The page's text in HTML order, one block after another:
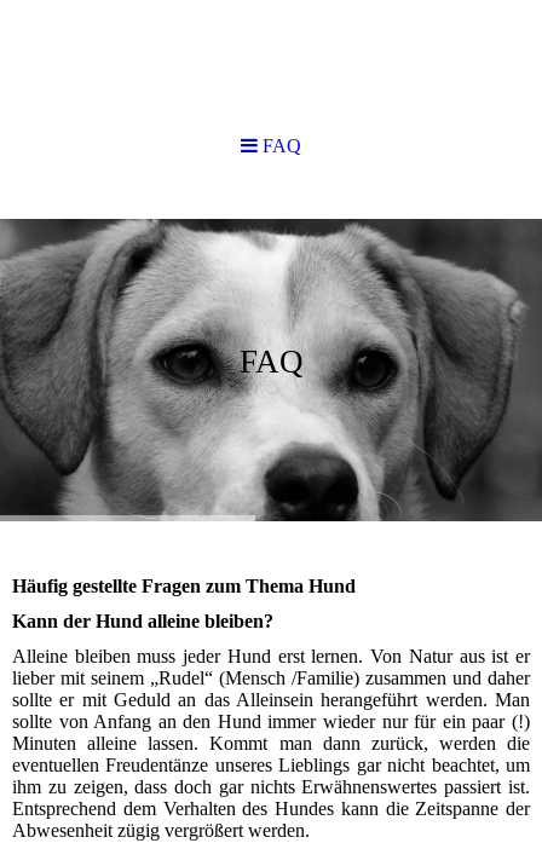
FAQ
Häufig gestellte Fragen zum Thema Hund
Kann der Hund alleine bleiben?
Alleine bleiben muss jeder Hund erst lernen. Von Natur aus ist er
lieber mit seinem „Rudel“ (Mensch /Familie) zusammen und daher
sollte er mit Geduld an das Alleinsein herangeführt werden. Man
sollte von Anfang an den Hund immer wieder nur für ein paar (!)
Minuten alleine lassen. Kommt man dann zurück, werden die
eventuellen Freudentänze unseres Lieblings gar nicht beachtet, um
ihm zu zeigen, dass doch gar nichts Erwähnenswertes passiert ist.
Entsprechend dem Verhalten des Hundes kann die Zeitspanne der
Abwesenheit zügig vergrößert werden.
FAQ